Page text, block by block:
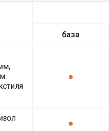
база